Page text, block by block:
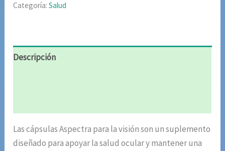
Categoría:Salud
Descripción
Las cápsulas Aspectra para la visión son un suplemento
diseñado para apoyar la salud ocular y mantener una